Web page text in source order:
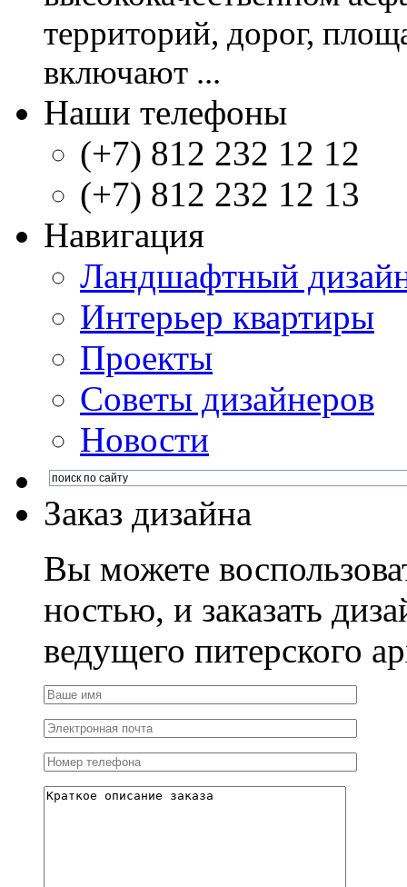
территорий, дорог,
включают ...
Наши телефоны
(+7) 812 232 12 12
(+7) 812 232 12 13
Навигация
Ландшафтный
Интерьер квартиры
Проекты
Советы дизайнеров
Новости
Заказ дизайна
Вы можете
ностью, и заказать
ведущего питерского